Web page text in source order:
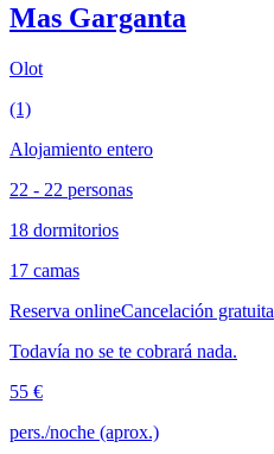
Mas Garganta
Olot
(1)
Alojamiento entero
22 - 22 personas
18 dormitorios
17 camas
Reserva onlineCancelación gratuita
Todavía no se te cobrará nada.
55 €
pers./noche (aprox.)